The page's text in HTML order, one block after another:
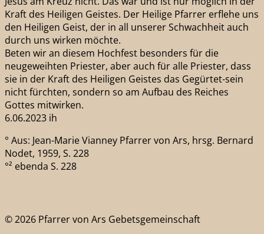
Kraft des Heiligen Geistes. Der Heilige Pfarrer erflehe uns
den Heiligen Geist, der in all unserer Schwachheit auch
durch uns wirken möchte.
Beten wir an diesem Hochfest besonders für die
neugeweihten Priester, aber auch für alle Priester, dass
sie in der Kraft des Heiligen Geistes das Gegürtet-sein
nicht fürchten, sondern so am Aufbau des Reiches
Gottes mitwirken.
6.06.2023 ih
° Aus: Jean-Marie Vianney Pfarrer von Ars, hrsg. Bernard
Nodet, 1959, S. 228
°² ebenda S. 228
© 2026 Pfarrer von Ars Gebetsgemeinschaft